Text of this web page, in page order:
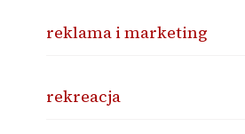
reklama i marketing
rekreacja